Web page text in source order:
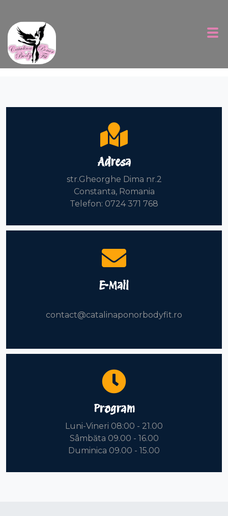
Adresa
str.Gheorghe Dima nr.2
Constanta, Romania
Telefon: 0724 371 768
E-Mail
contact@catalinaponorbodyfit.ro
Program
Luni-Vineri 08:00 - 21.00
Sâmbăta 09.00 - 16.00
Duminica 09.00 - 15.00